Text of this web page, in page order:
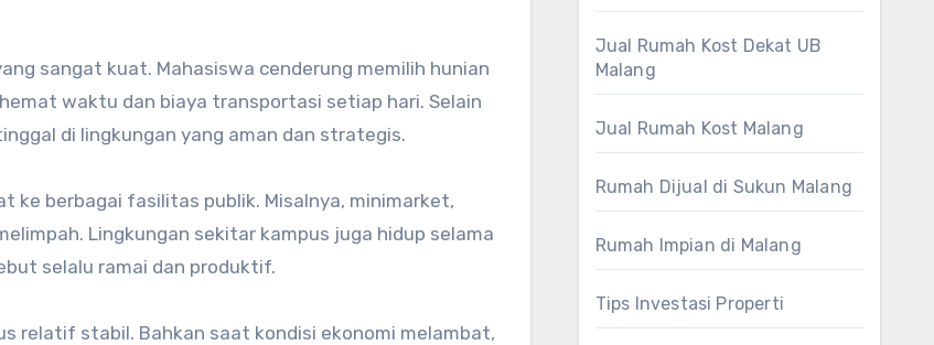
sangat kuat. Mahasiswa cenderung memilih hunian
waktu dan biaya transportasi setiap hari. Selain
di lingkungan yang aman dan strategis.
ke berbagai fasilitas publik. Misalnya, minimarket,
Lingkungan sekitar kampus juga hidup selama
selalu ramai dan produktif.
relatif stabil. Bahkan saat kondisi ekonomi melambat,
Jual Rumah Kost Dekat UB
Malang
Jual Rumah Kost Malang
Rumah Dijual di Sukun Malang
Rumah Impian di Malang
Tips Investasi Properti